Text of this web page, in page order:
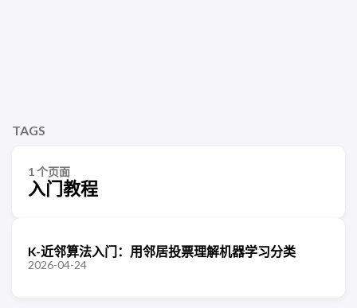
TAGS
1 个页面
入门教程
K-近邻算法入门：用邻居投票理解机器学习分类
2026-04-24